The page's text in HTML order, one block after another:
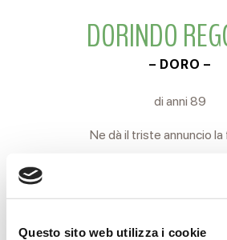
Questo sito web utilizza i cookie
DORINDO
– DORO –
di anni 89
Ne dà il triste annuncio la
Il S. Rosario sarà recitato Martedì
I funerali, per espressa volontà